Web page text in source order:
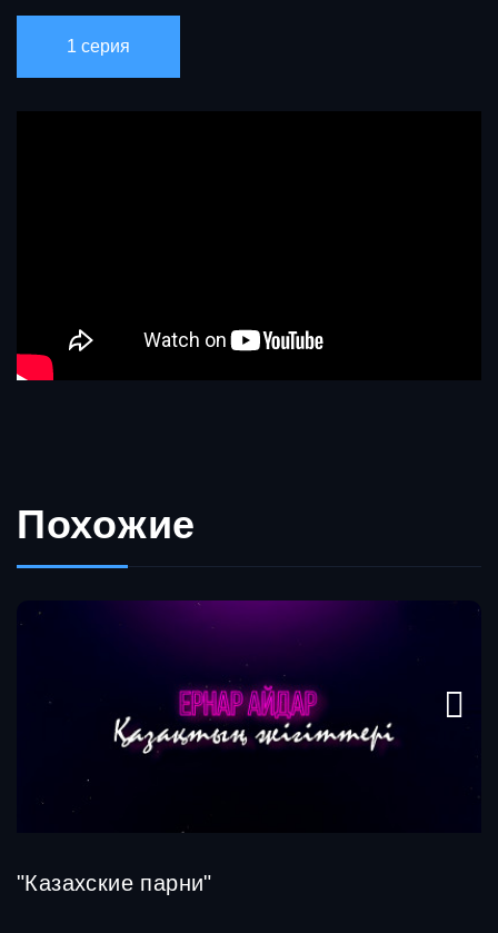
1 серия
Похожие
"Казахские парни"